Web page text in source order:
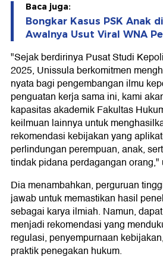
Baca juga:
Bongkar Kasus PSK Anak
Awalnya Usut Viral WNA
"Sejak berdirinya Pusat Studi
2025, Unissula berkomitmen
nyata bagi pengembangan ilmu
penguatan kerja sama ini, kami
kapasitas akademik Fakultas
keilmuan lainnya untuk
rekomendasi kebijakan yang
perlindungan perempuan, anak,
tindak pidana perdagangan orang,"
Dia menambahkan, perguruan
jawab untuk memastikan hasil
sebagai karya ilmiah. Namun,
menjadi rekomendasi yang
regulasi, penyempurnaan
praktik penegakan hukum.